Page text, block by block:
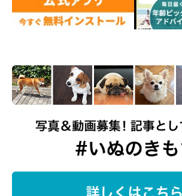
メス犬がオス犬の交尾を受け入れるように
います。発情期に入ってから2～3日の間に
発情休止期
オス犬の交尾を受け入れなくなった日から約
情休止期といいます。犬の場合は、繁殖のた
し、そのホルモン変化の影響が体に現れる仕